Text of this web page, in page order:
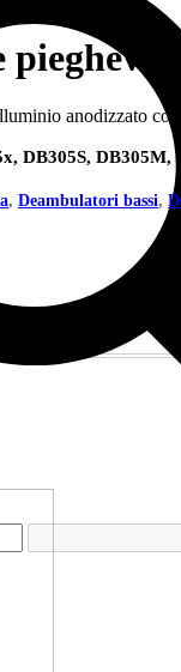
anodizzato
DB305S, DB305M,
, Deambulatori bassi,